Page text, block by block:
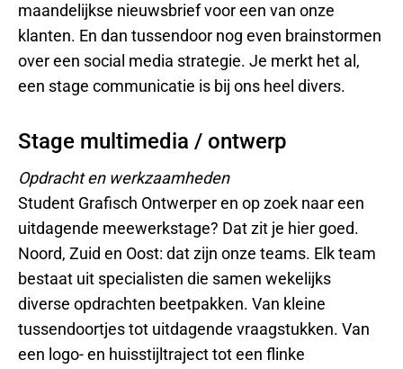
maandelijkse nieuwsbrief voor een van onze
klanten. En dan tussendoor nog even brainstormen
over een social media strategie. Je merkt het al,
een stage communicatie is bij ons heel divers.
Stage multimedia / ontwerp
Opdracht en werkzaamheden
Student Grafisch Ontwerper en op zoek naar een
uitdagende meewerkstage? Dat zit je hier goed.
Noord, Zuid en Oost: dat zijn onze teams. Elk team
bestaat uit specialisten die samen wekelijks
diverse opdrachten beetpakken. Van kleine
tussendoortjes tot uitdagende vraagstukken. Van
een logo- en huisstijltraject tot een flinke